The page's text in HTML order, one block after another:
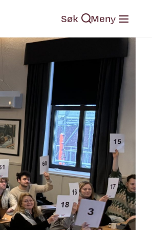
Søk Meny